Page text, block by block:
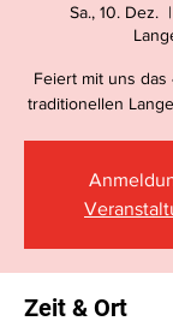
Sa., 10. Dez.
  |
Feiert mit uns
traditionellen
Zeit & Ort